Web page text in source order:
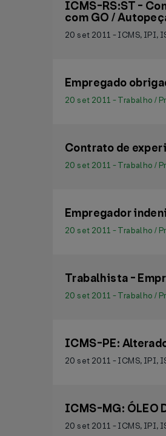
ICMS-RS:ST -
com GO /
20 set 2011 - ICMS, IPI,
Empregado
20 set 2011 - Trabalho /
Contrato de
20 set 2011 - Trabalho /
Empregador
20 set 2011 - Trabalho /
Trabalhista -
20 set 2011 - Trabalho /
ICMS-PE:
20 set 2011 - ICMS, IPI,
ICMS-MG: ÓLEO
20 set 2011 - ICMS, IPI,